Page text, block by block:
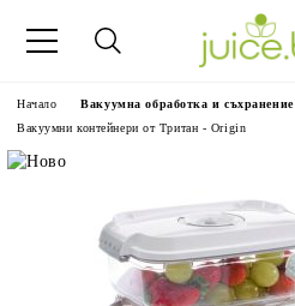
Начало Вакуумна обработка и съхранение
Вакуумни контейнери от Тритан - Origin